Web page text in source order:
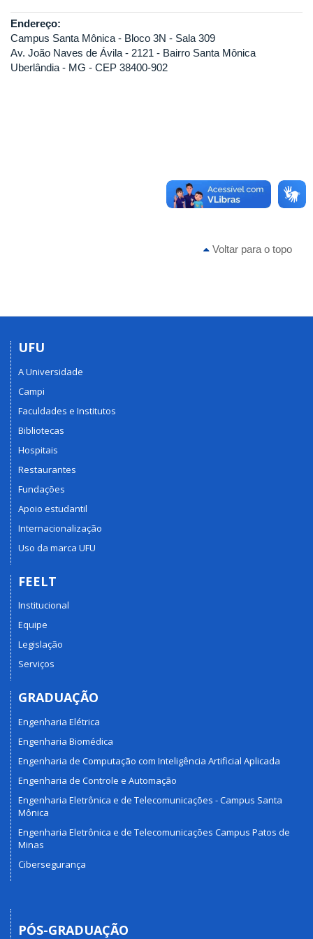
Endereço:
Campus Santa Mônica - Bloco 3N - Sala 309
Av. João Naves de Ávila - 2121 - Bairro Santa Mônica
Uberlândia - MG - CEP 38400-902
Voltar para o topo
UFU
A Universidade
Campi
Faculdades e Institutos
Bibliotecas
Hospitais
Restaurantes
Fundações
Apoio estudantil
Internacionalização
Uso da marca UFU
FEELT
Institucional
Equipe
Legislação
Serviços
GRADUAÇÃO
Engenharia Elétrica
Engenharia Biomédica
Engenharia de Computação com Inteligência Artificial Aplicada
Engenharia de Controle e Automação
Engenharia Eletrônica e de Telecomunicações - Campus Santa
Mônica
Engenharia Eletrônica e de Telecomunicações Campus Patos de
Minas
Cibersegurança
PÓS-GRADUAÇÃO